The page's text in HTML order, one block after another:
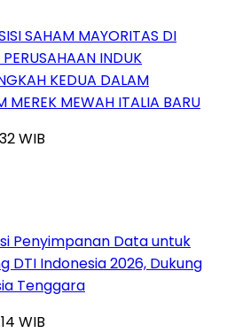
SAHAM MAYORITAS DI
INDUK
KEDUA DALAM
MEREK MEWAH ITALIA BARU
WIB
Penyimpanan Data untuk
DTI Indonesia 2026, Dukung
Tenggara
WIB